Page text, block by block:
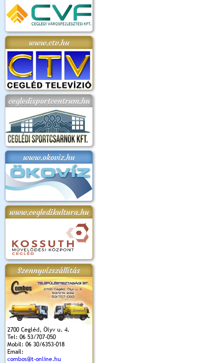
www.ctv.hu
cegledisportcentrum.hu
www.okoviz.hu
www.cegledikultura.hu
Szennyvízszállítás
2700 Cegléd, Ölyv u. 4.
Tel: 06 53/707-050
Mobil: 06 30/6353-018
Email:
combos@t-online.hu
2018.
Kossuth Toborzó
Ünnepély
2017.09.22-23.
Szent István Ünnepe
(2017. 08. 20.)